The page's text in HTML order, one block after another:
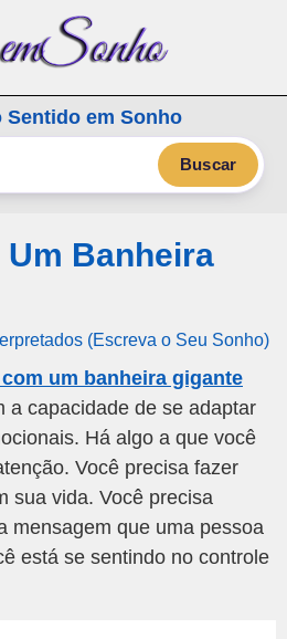
mais
Sentido em Sonho
Buscar
Banheira
(Escreva o Seu Sonho)
um banheira gigante
a capacidade de se adaptar
Há algo a que você
Você precisa fazer
sua vida. Você precisa
mensagem que uma pessoa
está se sentindo no controle